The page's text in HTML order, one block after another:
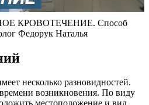
КРОВОТЕЧЕНИЕ. Способ
Федорук Наталья
несколько разновидностей.
возникновения. По виду